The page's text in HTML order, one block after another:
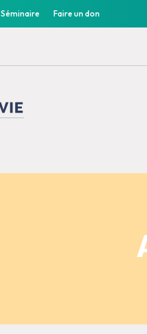
Séminaire Faire un don